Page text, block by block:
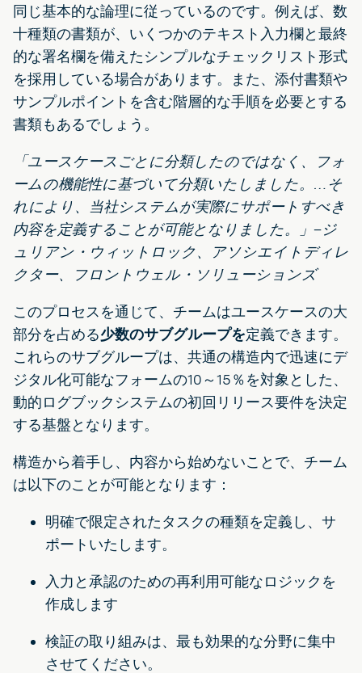
同じ基本的な論理に従っているのです。例えば、数
十種類の書類が、いくつかのテキスト入力欄と最終
的な署名欄を備えたシンプルなチェックリスト形式
を採用している場合があります。また、添付書類や
サンプルポイントを含む階層的な手順を必要とする
書類もあるでしょう。
「ユースケースごとに分類したのではなく、フォ
ームの機能性に基づいて分類いたしました。…そ
れにより、当社システムが実際にサポートすべき
内容を定義することが可能となりました。」 –ジ
ュリアン・ウィットロック、アソシエイトディレ
クター、フロントウェル・ソリューションズ
このプロセスを通じて、チームはユースケースの大
部分を占める少数のサブグループを定義できます。
これらのサブグループは、共通の構造内で迅速にデ
ジタル化可能なフォームの10～15％を対象とした、
動的ログブックシステムの初回リリース要件を決定
する基盤となります。
構造から着手し、内容から始めないことで、チーム
は以下のことが可能となります：
明確で限定されたタスクの種類を定義し、サ
ポートいたします。
入力と承認のための再利用可能なロジックを
作成します
検証の取り組みは、最も効果的な分野に集中
させてください。